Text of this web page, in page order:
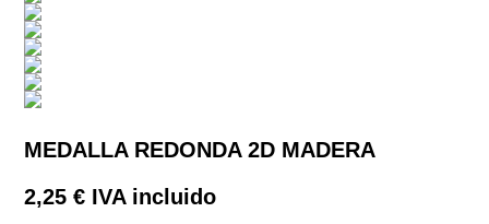
MEDALLA REDONDA 2D MADERA
2,25€ IVA incluido